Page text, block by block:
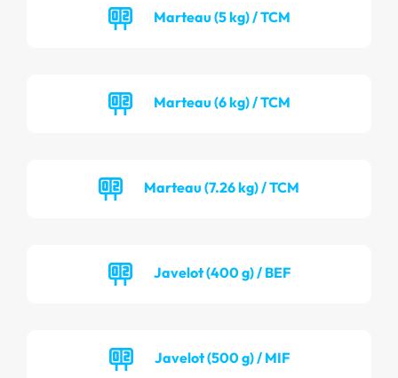
Marteau (5 kg) / TCM
Marteau (6 kg) / TCM
Marteau (7.26 kg) / TCM
Javelot (400 g) / BEF
Javelot (500 g) / MIF